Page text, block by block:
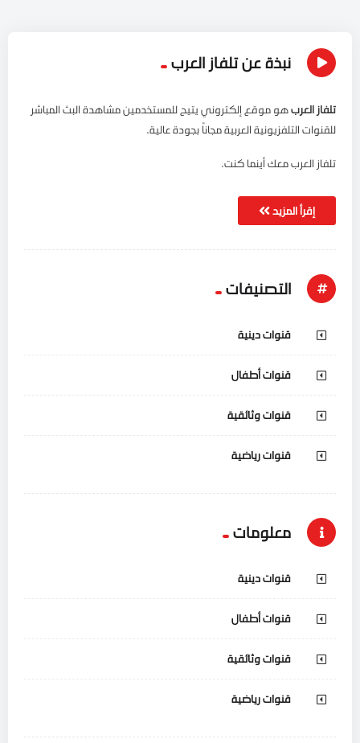
نبذة عن تلفاز العرب
تلفاز العربهو موقع إلكتروني يتيح للمستخدمين مشاهدة البث المباشر
للقنوات التلفزيونية العربية مجاناً بجودة عالية.
تلفاز العرب معك أينما كنت.
إقرأ المزيد
التصنيفات
قنوات دينية
قنوات أطفال
قنوات وثائقية
قنوات رياضية
معلومات
قنوات دينية
قنوات أطفال
قنوات وثائقية
قنوات رياضية